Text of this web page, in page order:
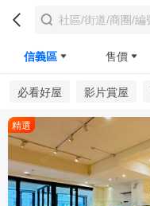
信義區 售價
必看好屋 影片賞屋
精選